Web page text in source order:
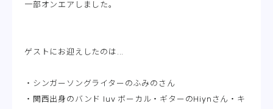
一部オンエアしました。
ゲストにお迎えしたのは...
・シンガーソングライターのふみのさん
・関西出身のバンド luv ボーカル・ギターのHiynさん・キ